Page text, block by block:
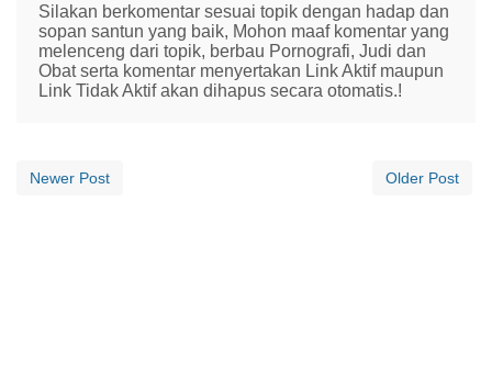
Silakan berkomentar sesuai topik dengan hadap dan
sopan santun yang baik, Mohon maaf komentar yang
melenceng dari topik, berbau Pornografi, Judi dan
Obat serta komentar menyertakan Link Aktif maupun
Link Tidak Aktif akan dihapus secara otomatis.!
Newer Post Older Post